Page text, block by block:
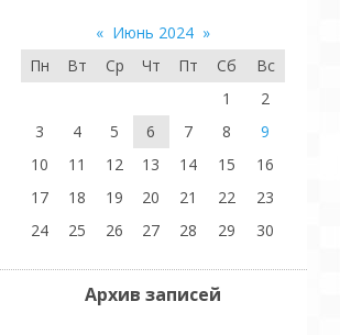
« Июнь 2024 »
Пн
Вт Ср Чт Пт Сб
Вс
1
2
3
4 5 6 7 8
9
10
11 12 13 14 15
16
17
18 19 20 21 22
23
24
25 26 27 28 29 30
Архив записей